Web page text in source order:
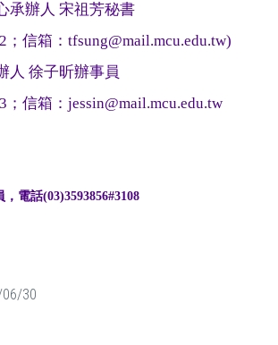
承辦人 宋祖芳秘書
信箱： tfsung@mail.mcu.edu.tw)
人 徐子昕辦事員
信箱：jessin@mail.mcu.edu.tw
，電話(03)3593856#3108
30